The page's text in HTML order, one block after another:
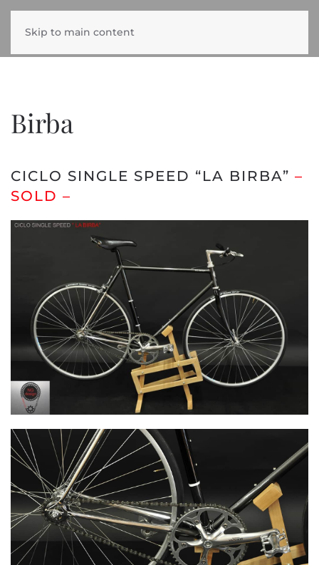
Skip to main content
Birba
CICLO SINGLE SPEED “LA BIRBA” –
SOLD –